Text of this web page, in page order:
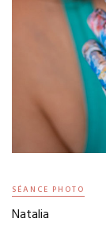
SÉANCE PHOTO
Natalia